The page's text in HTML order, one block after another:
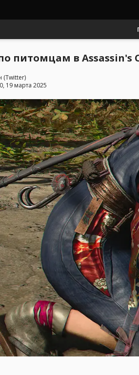
питомцам в Assassin's
(Twitter)
19 марта 2025